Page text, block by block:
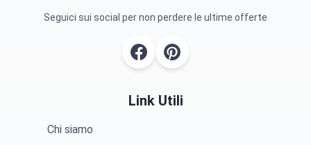
Seguici sui social per non perdere le ultime offerte
Link Utili
Chi siamo